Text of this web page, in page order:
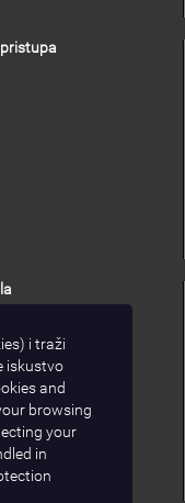
i traži
iskustvo
and
browsing
your
in